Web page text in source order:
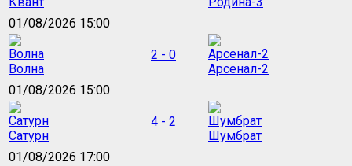
01/08/2026 15:00
Волна
2 - 0
Арсенал-2
01/08/2026 15:00
Сатурн
4 - 2
Шумбрат
01/08/2026 17:00